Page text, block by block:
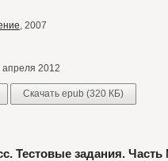
, 2007
апреля 2012
Скачать epub (320 КБ)
Тестовые задания.